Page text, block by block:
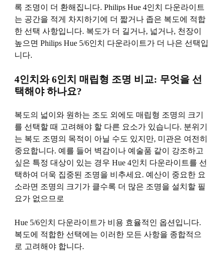
록 조명이 더 환해집니다. Philips Hue 4인치 다운라이트
는 공간을 적게 차지하기에 더 짧거나 좁은 복도에 적합
한 선택 사항입니다. 복도가 더 길거나, 넓거나, 천장이
높으면 Philips Hue 5/6인치 다운라이트가 더 나은 선택입
니다.
4인치와 6인치 매립형 조명 비교: 무엇을 선
택해야 하나요?
복도의 넓이와 원하는 조도 외에도 매립형 조명의 크기
를 선택할 때 고려해야 할 다른 요소가 있습니다. 분위기
는 복도 조명의 목적이 아닐 수도 있지만, 미관은 여전히
​​중요합니다. 예를 들어 벽감이나 예술품 같이 강조하고
싶은 특정 대상이 있는 경우 Hue 4인치 다운라이트를 선
택하여 더욱 집중된 조명을 비추세요. 예산이 중요한 요
소라면 조명의 크기가 클수록 더 많은 조명을 설치할 필
요가 없으므로
Hue 5/6인치 다운라이트가 비용 효율적인 옵션입니다.
복도에 적합한 선택에는 이러한 모든 사항을 종합적으
로 고려해야 합니다.